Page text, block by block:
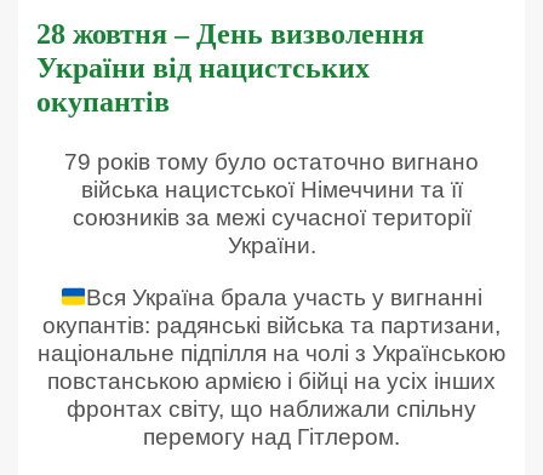
28 жовтня – День визволення
України від нацистських
окупантів
79 років тому було остаточно вигнано
війська нацистської Німеччини та її
союзників за межі сучасної території
України.
Вся Україна брала участь у вигнанні
окупантів: радянські війська та партизани,
національне підпілля на чолі з Українською
повстанською армією і бійці на усіх інших
фронтах світу, що наближали спільну
перемогу над Гітлером.